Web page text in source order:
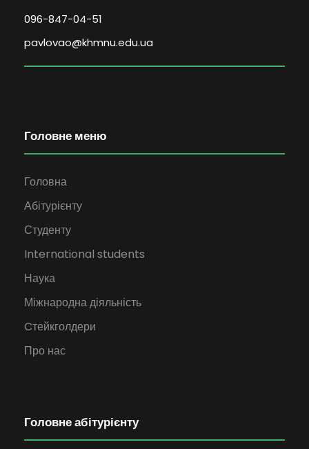
096-847-04-51
pavlovao@khmnu.edu.ua
Головне меню
Головна
Абітурієнту
Студенту
International students
Наука
Міжнародна діяльність
Cтейкголдери
Про нас
Головне абітурієнту